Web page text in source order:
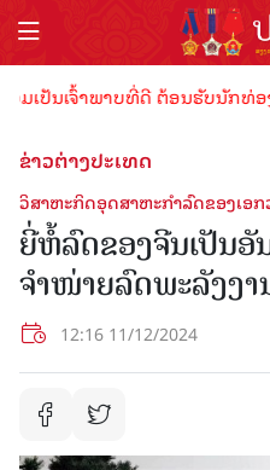
ປັນເຈົ້າພາບທີ່ດີ ຕ້ອນຮັບນັກທ່ອງ
ຂ່າວຕ່າງປະເທດ
ວິສາຫະກິດອຸດສາຫະກຳລົດຂອງເອກ
ຍີ່ຫໍ້ລົດຂອງຈີນເປັນ
ຈຳໜ່າຍລົດພະລັງງາ
12:16 11/12/2024